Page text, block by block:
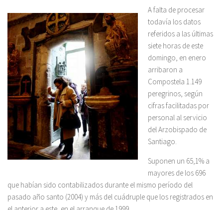
A falta de procesar
todavía los datos
referidos a las últimas
siete horas de este
domingo, en enero
arribaron a
Compostela 1.149
peregrinos, según
cifras facilitadas por
personal al servicio
del Arzobispado de
Santiago.
Suponen un 65,1% a
mayores de los 696
que habían sido contabilizados durante el mismo período del
pasado año santo (2004) y más del cuádruple que los registrados en